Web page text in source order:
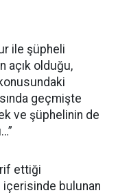
ile şüpheli
açık olduğu,
geçmişte
ve şüphelinin de
ettiği
içerisinde bulunan